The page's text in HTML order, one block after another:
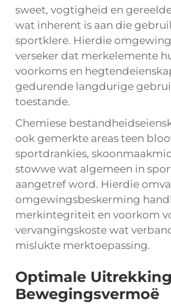
sweet, vogtigheid en
wat inherent is aan die
sportklere. Hierdie
verseker dat merkelemente
voorkoms en
gedurende langdurige
toestande.
Chemiese
ook gemerkte areas teen
sportdrankies,
stowwe wat algemeen in
aangetref word. Hierdie
omgewingsbeskerming
merkintegriteit en voorkom
vervangingskoste wat
mislukte merktoepassing.
Optimale
Bewegingsvermoë